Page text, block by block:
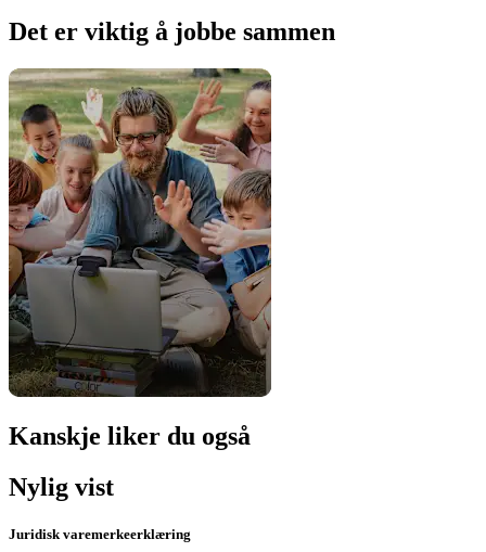
Det er viktig å jobbe sammen
Kanskje liker du også
Nylig vist
Juridisk varemerkeerklæring